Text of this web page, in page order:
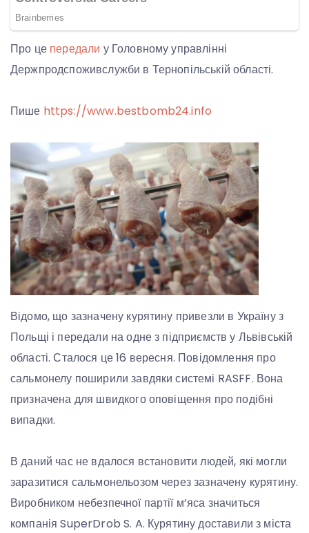
Про це передали у Головному управлінні
Держпродспоживслужби в Тернопільській області.
Пише https://www.bestbomb24.info
Відомо, що зазначену курятину привезли в Україну з
Польщі і передали на одне з підприємств у Львівській
області. Сталося це 16 вересня. Повідомлення про
сальмонелу поширили завдяки системі RASFF. Вона
призначена для швидкого оповіщення про подібні
випадки.
В даний час не вдалося встановити людей, які могли
заразитися сальмонельозом через зазначену курятину.
Виробником небезпечної партії м’яса значиться
компанія SuperDrob S. A. Курятину доставили з міста